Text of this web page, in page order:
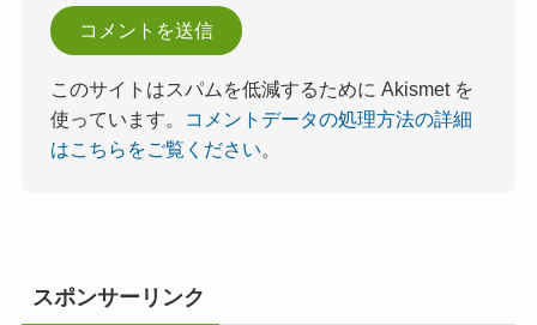
このサイトはスパムを低減するために Akismet を
使っています。
コメントデータの処理方法の詳細
はこちらをご覧ください。
スポンサーリンク